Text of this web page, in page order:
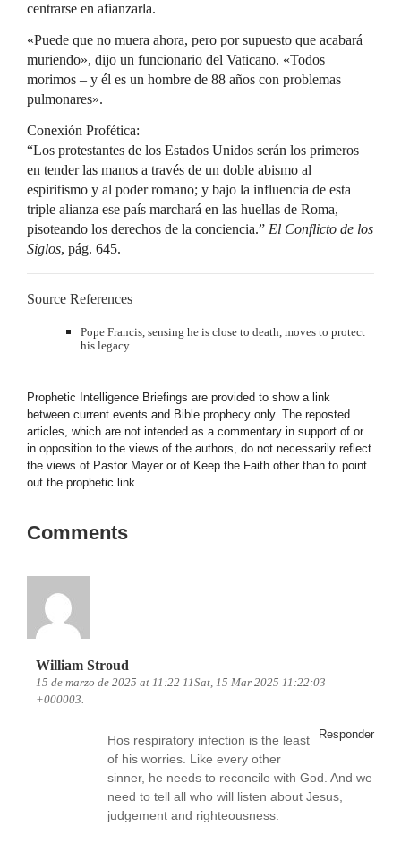
centrarse en afianzarla.
«Puede que no muera ahora, pero por supuesto que acabará
muriendo», dijo un funcionario del Vaticano. «Todos
morimos – y él es un hombre de 88 años con problemas
pulmonares».
Conexión Profética:
“Los protestantes de los Estados Unidos serán los primeros
en tender las manos a través de un doble abismo al
espiritismo y al poder romano; y bajo la influencia de esta
triple alianza ese país marchará en las huellas de Roma,
pisoteando los derechos de la conciencia.” El Conflicto de los
Siglos, pág. 645.
Source References
Pope Francis, sensing he is close to death, moves to protect
his legacy
Prophetic Intelligence Briefings are provided to show a link
between current events and Bible prophecy only. The reposted
articles, which are not intended as a commentary in support of or
in opposition to the views of the authors, do not necessarily reflect
the views of Pastor Mayer or of Keep the Faith other than to point
out the prophetic link.
Comments
William Stroud
15 de marzo de 2025 at 11:22 11Sat, 15 Mar 2025 11:22:03
+000003.
Responder
Hos respiratory infection is the least
of his worries. Like every other
sinner, he needs to reconcile with God. And we
need to tell all who will listen about Jesus,
judgement and righteousness.